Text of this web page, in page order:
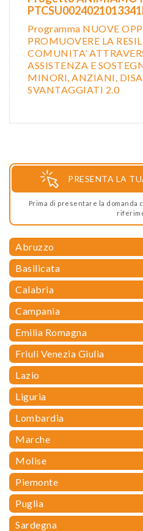
Programma NUOVE
PROMUOVERE LA
COMUNITA’
ASSISTENZA E
MINORI, ANZIANI,
SVANTAGGIATI 2.0
PRESENTA LA
Prima di presentare la domanda
Abruzzo
Basilicata
Calabria
Campania
Emilia Romagna
Friuli Venezia Giulia
Lazio
Liguria
Lombardia
Marche
Molise
Piemonte
Puglia
Sardegna